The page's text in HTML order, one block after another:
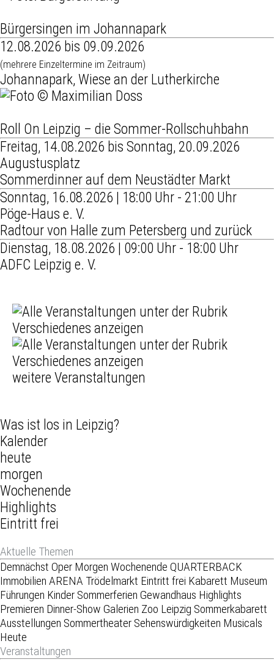
Bürgersingen im Johannapark
12.08.2026 bis 09.09.2026
(mehrere Einzeltermine im Zeitraum)
Johannapark, Wiese an der Lutherkirche
Roll On Leipzig – die Sommer-Rollschuhbahn
Freitag, 14.08.2026 bis Sonntag, 20.09.2026
Augustusplatz
Sommerdinner auf dem Neustädter Markt
Sonntag, 16.08.2026 | 18:00 Uhr - 21:00 Uhr
Pöge-Haus e. V.
Radtour von Halle zum Petersberg und zurück
Dienstag, 18.08.2026 | 09:00 Uhr - 18:00 Uhr
ADFC Leipzig e. V.
weitere Veranstaltungen
Was ist los in Leipzig?
Kalender
heute
morgen
Wochenende
Highlights
Eintritt frei
Aktuelle Themen
Demnächst Oper Morgen Wochenende QUARTERBACK
Immobilien ARENA Trödelmarkt Eintritt frei Kabarett Museum
Führungen Kinder Sommerferien Gewandhaus Highlights
Premieren Dinner-Show Galerien Zoo Leipzig Sommerkabarett
Ausstellungen Sommertheater Sehenswürdigkeiten Musicals
Heute
Veranstaltungen